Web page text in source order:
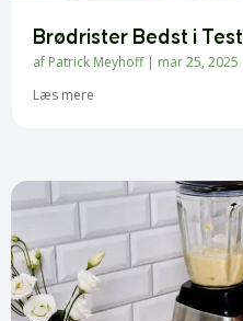
Brødrister Bedst i Test
af Patrick Meyhoff| mar 25, 2025
Læs mere